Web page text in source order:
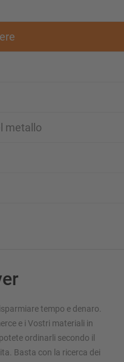
metallo
tempo e denaro.
e i Vostri materiali in
ordinarli secondo il
Basta con la ricerca dei